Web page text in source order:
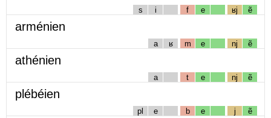
s i f e ʁj ẽ
arménien
a ʁ m e nj ẽ
athénien
a t e nj ẽ
plébéien
pl e b e j ẽ